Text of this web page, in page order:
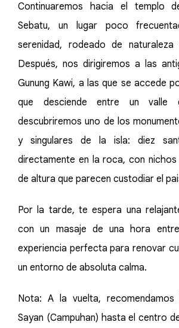
Continuaremos hacia el templo
Sebatu, un lugar poco
serenidad, rodeado de naturaleza
Después, nos dirigiremos a las
Gunung Kawi, a las que se accede
que desciende entre un valle
descubriremos uno de los
y singulares de la isla: diez
directamente en la roca, con
de altura que parecen custodiar el
Por la tarde, te espera una
con un masaje de una hora
experiencia perfecta para renovar
un entorno de absoluta calma.
Nota: A la vuelta,
Sayan (Campuhan) hasta el centro